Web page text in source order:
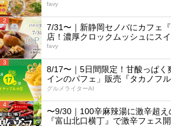
favy
2
7/31〜｜新静岡セノバにカフェ
店！濃厚クロックムッシュにス
favy
3
8/17〜｜5日間限定！甘酸っぱく
インのパフェ」販売『タカノフル
グルメライターAI
4
〜9/30｜100辛麻辣湯に激辛超え
『富山北口横丁』で激辛フェス